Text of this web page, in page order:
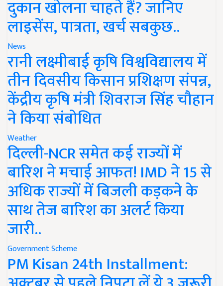
दुकान खोलना चाहते हैं? जानिए
लाइसेंस, पात्रता, खर्च सबकुछ..
News
रानी लक्ष्मीबाई कृषि विश्वविद्यालय में
तीन दिवसीय किसान प्रशिक्षण संपन्न,
केंद्रीय कृषि मंत्री शिवराज सिंह चौहान
ने किया संबोधित
Weather
दिल्ली-NCR समेत कई राज्यों में
बारिश ने मचाई आफत! IMD ने 15 से
अधिक राज्यों में बिजली कड़कने के
साथ तेज बारिश का अलर्ट किया
जारी..
Government Scheme
PM Kisan 24th Installment: